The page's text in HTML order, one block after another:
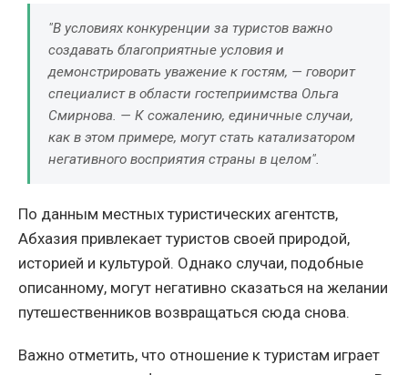
"В условиях конкуренции за туристов важно
создавать благоприятные условия и
демонстрировать уважение к гостям, — говорит
специалист в области гостеприимства Ольга
Смирнова. — К сожалению, единичные случаи,
как в этом примере, могут стать катализатором
негативного восприятия страны в целом".
По данным местных туристических агентств,
Абхазия привлекает туристов своей природой,
историей и культурой. Однако случаи, подобные
описанному, могут негативно сказаться на желании
путешественников возвращаться сюда снова.
Важно отметить, что отношение к туристам играет